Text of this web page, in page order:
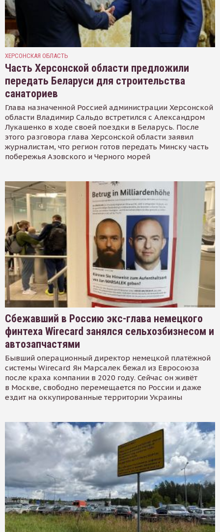
ХЕРСОНСКАЯ ОБЛАСТЬ
Часть Херсонской области предложили
передать Беларуси для строительства
санаториев
Глава назначенной Россией администрации Херсонской
области Владимир Сальдо встретился с Александром
Лукашенко в ходе своей поездки в Беларусь. После
этого разговора глава Херсонской области заявил
журналистам, что регион готов передать Минску часть
побережья Азовского и Черного морей
Сбежавший в Россию экс-глава немецкого
финтеха Wirecard занялся сельхозбизнесом и
автозапчастями
Бывший операционный директор немецкой платёжной
системы Wirecard Ян Марсалек бежал из Евросоюза
после краха компании в 2020 году. Сейчас он живёт
в Москве, свободно перемещается по России и даже
ездит на оккупированные территории Украины